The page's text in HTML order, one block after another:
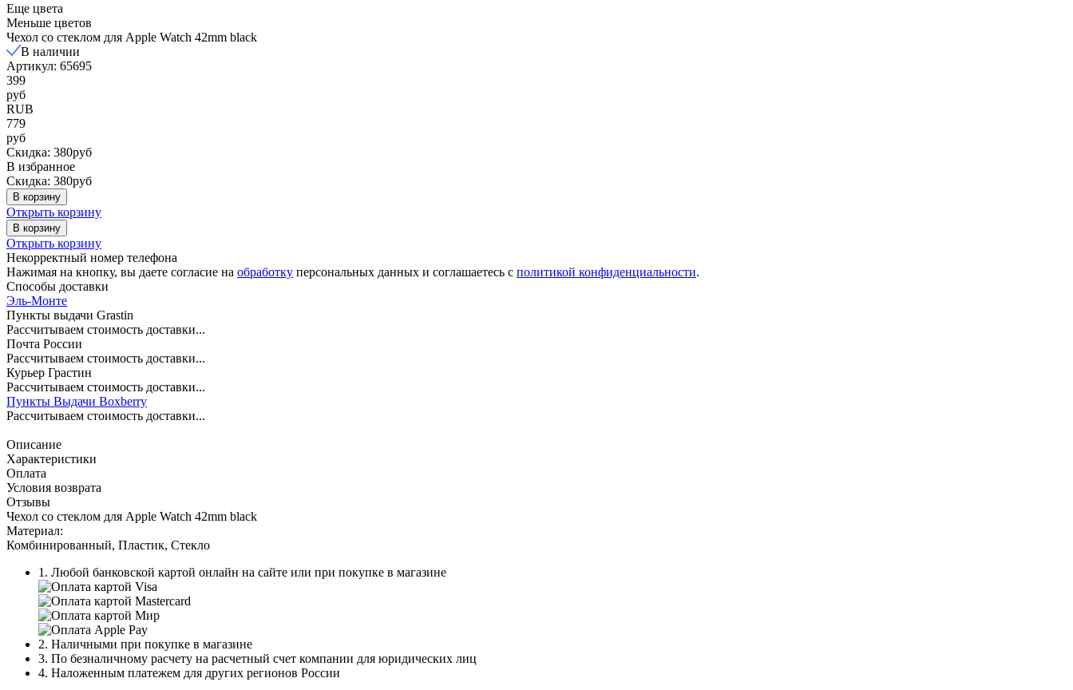
Еще цвета
Меньше цветов
Чехол со стеклом для Apple Watch 42mm black
В наличии
Артикул: 65695
399
руб
RUB
779
руб
Скидка: 380руб
В избранное
Скидка: 380руб
В корзину
Открыть корзину
В корзину
Открыть корзину
Некорректный номер телефона
Нажимая на кнопку, вы даете согласие на обработку персональных данных и соглашаетесь c политикой конфиденциальности.
Способы доставки
Эль-Монте
Пункты выдачи Grastin
Рассчитываем стоимость доставки...
Почта России
Рассчитываем стоимость доставки...
Курьер Грастин
Рассчитываем стоимость доставки...
Пункты Выдачи Boxberry
Рассчитываем стоимость доставки...
Описание
Характеристики
Оплата
Условия возврата
Отзывы
Чехол со стеклом для Apple Watch 42mm black
Материал:
Комбинированный, Пластик, Стекло
1. Любой банковской картой онлайн на сайте или при покупке в магазине
2. Наличными при покупке в магазине
3. По безналичному расчету на расчетный счет компании для юридических лиц
4. Наложенным платежем для других регионов России